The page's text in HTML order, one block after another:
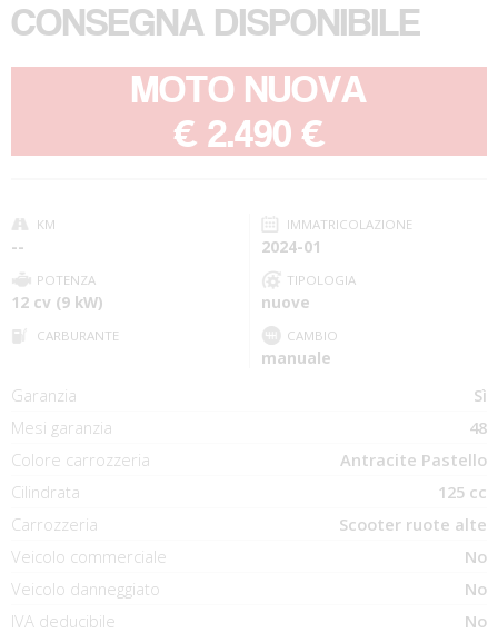
CONSEGNA DISPONIBILE
MOTO NUOVA
€ 2.490 €
KM
--
IMMATRICOLAZIONE
2024-01
POTENZA
12 cv (9 kW)
TIPOLOGIA
nuove
CARBURANTE CAMBIO
manuale
Garanzia
Sì
Mesi garanzia
48
Colore carrozzeria
Antracite Pastello
Cilindrata
125 cc
Carrozzeria
Scooter ruote alte
Veicolo commerciale
No
Veicolo danneggiato
No
IVA deducibile
No